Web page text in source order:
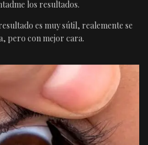
los resultados.
es muy sútil, realemente se
pero con mejor cara.